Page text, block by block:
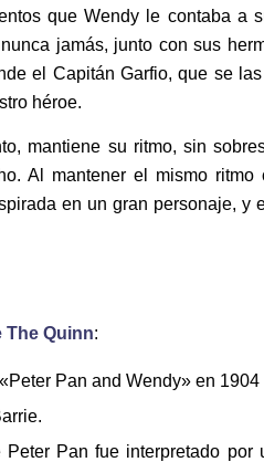
que Wendy le contaba a
jamás, junto con sus
el Capitán Garfio, que se
héroe.
mantiene su ritmo, sin
Al mantener el mismo ritmo
en un gran personaje, y
The Quinn:
Pan and Wendy» en
Pan fue interpretado por